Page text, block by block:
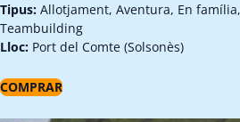
Tipus: Allotjament, Aventura, En
Teambuilding
Lloc: Port del Comte (Solsonès)
COMPRAR